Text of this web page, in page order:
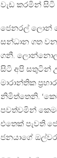
වැඩ කරමින් සිටි
ජෙනරල් ලොන්
සන්ධාන ගත වන
ගනී. ලොන්නොල්
සිටි අපි සතුටින්
මාරාන්තික
නිමිත්තෙනි.
පවත්වමින්
එතෙක් පැවති
ජනයාගේ